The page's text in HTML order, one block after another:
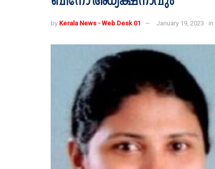
by Kerala News - Web Desk 01 January 19, 2023 in